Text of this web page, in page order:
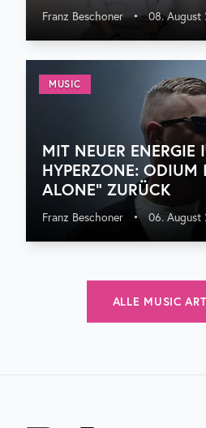
Franz Beschoner • 08. August
MUSIC
MIT NEUER ENERGIE
HYPERZONE: ODIUM
ALONE“ ZURÜCK
Franz Beschoner • 06. August
ALLE MUSIC